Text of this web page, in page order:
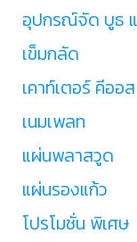
อุปกรณ์จัด บูธ แ
เข็มกลัด
เคาท์เตอร์ คีออ
เนมเพลท
แผ่นพลาสวูด
แผ่นรองแก้ว
โปรโมชั่น พิเศษ